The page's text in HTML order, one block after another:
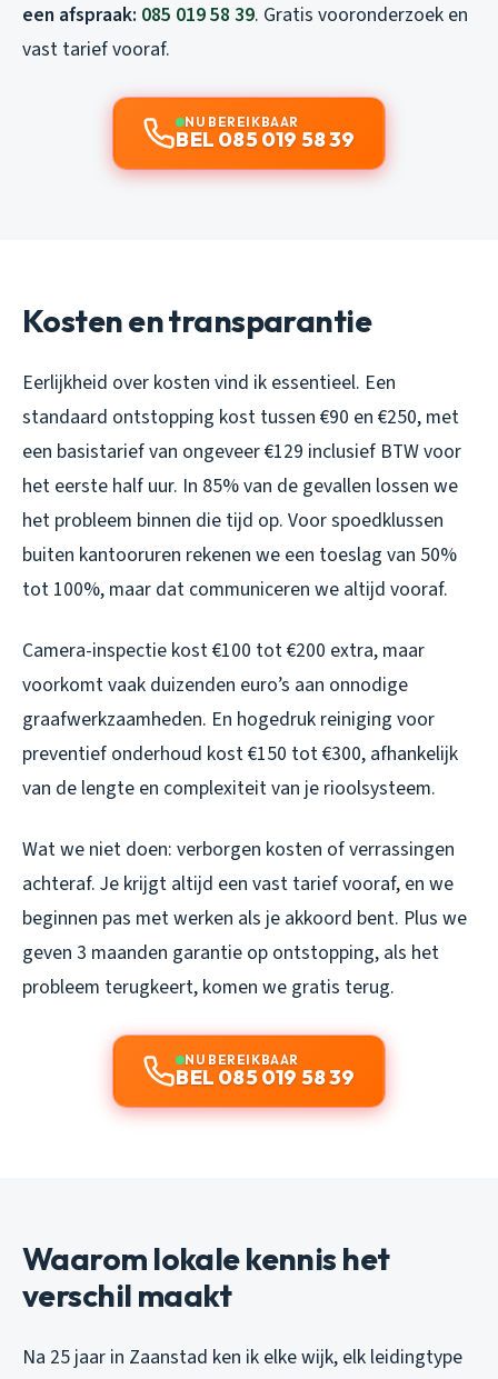
een afspraak: 085 019 58 39. Gratis vooronderzoek en
vast tarief vooraf.
NU BEREIKBAAR
BEL 085 019 58 39
Kosten en transparantie
Eerlijkheid over kosten vind ik essentieel. Een
standaard ontstopping kost tussen €90 en €250, met
een basistarief van ongeveer €129 inclusief BTW voor
het eerste half uur. In 85% van de gevallen lossen we
het probleem binnen die tijd op. Voor spoedklussen
buiten kantooruren rekenen we een toeslag van 50%
tot 100%, maar dat communiceren we altijd vooraf.
Camera-inspectie kost €100 tot €200 extra, maar
voorkomt vaak duizenden euro’s aan onnodige
graafwerkzaamheden. En hogedruk reiniging voor
preventief onderhoud kost €150 tot €300, afhankelijk
van de lengte en complexiteit van je rioolsysteem.
Wat we niet doen: verborgen kosten of verrassingen
achteraf. Je krijgt altijd een vast tarief vooraf, en we
beginnen pas met werken als je akkoord bent. Plus we
geven 3 maanden garantie op ontstopping, als het
probleem terugkeert, komen we gratis terug.
NU BEREIKBAAR
BEL 085 019 58 39
Waarom lokale kennis het
verschil maakt
Na 25 jaar in Zaanstad ken ik elke wijk, elk leidingtype